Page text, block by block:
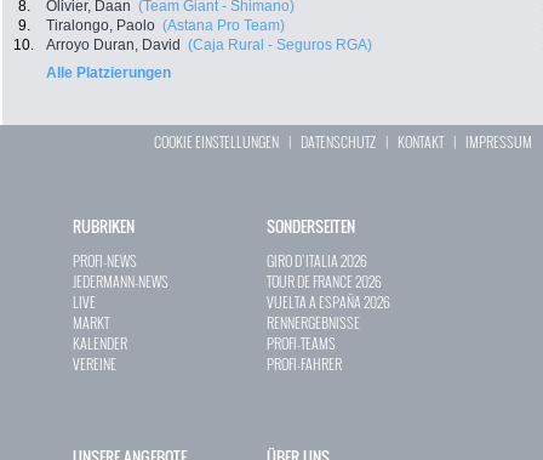
8.
Olivier, Daan (Team Giant - Shimano)
9.
Tiralongo, Paolo (Astana Pro Team)
10.
Arroyo Duran, David (Caja Rural - Seguros RGA)
Alle Platzierungen
COOKIE EINSTELLUNGEN | DATENSCHUTZ | KONTAKT| IMPRESSUM
RUBRIKEN
PROFI-NEWS
JEDERMANN-NEWS
LIVE
MARKT
KALENDER
VEREINE
SONDERSEITEN
GIRO D`ITALIA 2026
TOUR DE FRANCE 2026
VUELTA A ESPAÑA 2026
RENNERGEBNISSE
PROFI-TEAMS
PROFI-FAHRER